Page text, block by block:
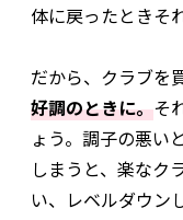
体に戻ったときそ
だから、クラブを
好調のときに。そ
ょう。調子の悪い
しまうと、楽なク
い、レベルダウン